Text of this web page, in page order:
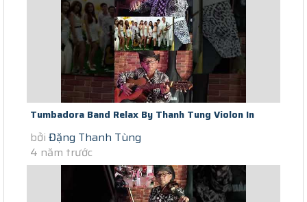
Tumbadora Band Relax By Thanh Tung Violon In
Saigon Social Distance I Have...
bởi Đặng Thanh Tùng
4 năm trước